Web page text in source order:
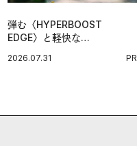
弾む〈HYPERBOOST
EDGE〉と軽快な
に寄り添うアディダスが打ち
2026.07.31 PR